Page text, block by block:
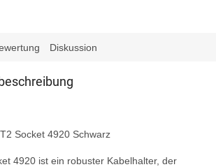
Diskussion
Socket 4920 Schwarz
4920 ist ein robuster Kabelhalter, der